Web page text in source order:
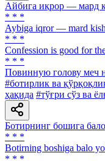
Айбига иқрор —
* * *
Aybiga iqror — mard
* * *
Confession is good for
* * *
Повинную голову меч
#ботирлик ва
ҳақида #тўғри сўз ва
Ботирнинг бошига
* * *
Botirning boshiga balo